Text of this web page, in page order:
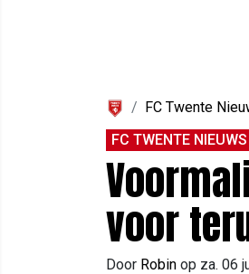
FC Twente
FC TWENTE NIEUWS
voor
Door Robin op za. 06